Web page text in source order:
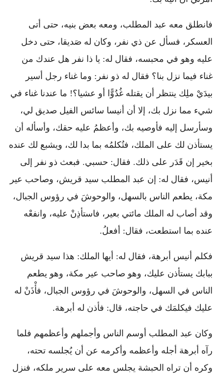
فانطلق معه عبد المطلب، ومعه بعض بنيه، حتى أتى
العسكر، فسأل عن ذي نفر، وكان له صَديقا، حتى دخل
عليه وهو في محبسه، فقال له: يا ذا نفر هل عندك من
غناء فيما نزل بنا؟ فقال له ذو نفر: وما غناء رجل أسير
بيدَيْ ملِك ينتظر أن يقتله غُدُوًّا أو عشيا؟! ما عندنا غناء في
شيء مما نزل بك، إلا أن أنيسا سائس الفيل صديق لي،
وسأرسل إليه فأوصيه بك، وأعظمُ عليه حقك، وأسأله أن
يستأذن لك على الملك، فتُكلمُه بما بدا لك، ويشبع لك عنده
بخير إن قَدَر على ذلك. فقال: حسبي. فبعث ذو نفر إلى
أنيس، فقال له: إن عبد المطلب سيد قريش، وصاحب عير
مكة، يطعم الناس بالسهل، والوحوشَ في رؤوس الجبال،
وقد أصاب له الملك مائتي بعير، فاستأذِنْ عليه، وانفعْه
عنده بما استطعت، فقال: أفعلُ.
فكلم أنيس أبرهة، فقال له: أيها الملك: هذا سيد قريش
ببابك يستأذن عليك، وهو صاحب عير مكة، وهو يطعم
الناس في السهل، والوحوشَ في رؤوس الجبال، فأْذَنْ له
عليك فيكلمَك في حاجته، قال: فأذن له أبرهة.
وكان عبد المطلب أوسم الناس وأجملهم وأعظمهم فلما
رآه أبرهة أجله وأعظمه وأكرمه عن أن يُجلسه تحته،
وكره أن تراه الحبشة يجلس معه على سرير ملكه، فنزل